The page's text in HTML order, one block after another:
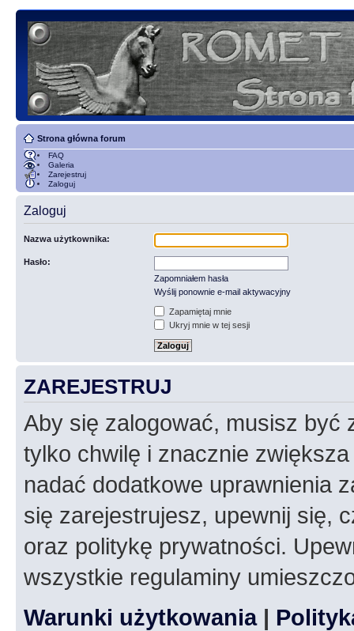
Strona główna forum
FAQ
Galeria
Zarejestruj
Zaloguj
Zaloguj
Nazwa użytkownika:
Hasło:
Zapomniałem hasła
Wyślij ponownie e-mail aktywacyjny
Zapamiętaj mnie
Ukryj mnie w tej sesji
ZAREJESTRUJ
Aby się zalogować, musisz być
tylko chwilę i znacznie
nadać dodatkowe uprawnienia
się zarejestrujesz, upewnij się,
oraz politykę prywatności.
wszystkie regulaminy
Warunki użytkowania|